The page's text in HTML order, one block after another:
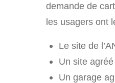
demande de
les usagers ont
Le site de
Un site
Un garage